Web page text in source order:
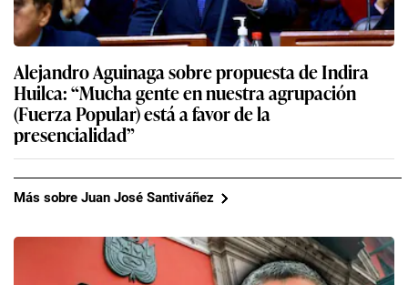
Alejandro Aguinaga sobre propuesta de Indira
Huilca: “Mucha gente en nuestra agrupación
(Fuerza Popular) está a favor de la
presencialidad”
Más sobre Juan José Santiváñez